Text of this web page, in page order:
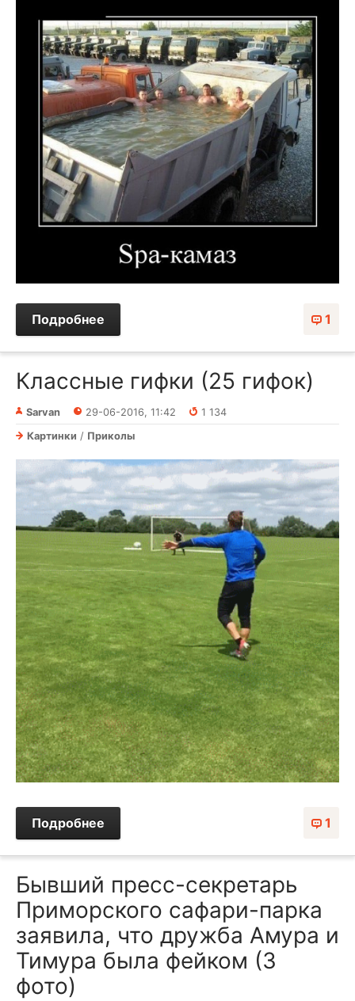
1
Подробнее
Классные гифки (25 гифок)
Sarvan 29-06-2016, 11:42
1 134
Картинки / Приколы
1
Подробнее
Бывший пресс-секретарь
Приморского сафари-парка
заявила, что дружба Амура и
Тимура была фейком (3
фото)